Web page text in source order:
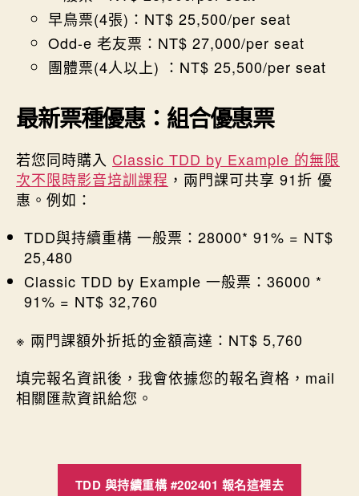
早鳥票(4張)：NT$ 25,500/per seat
Odd-e 老友票：NT$ 27,000/per seat
團體票(4人以上) ：NT$ 25,500/per seat
最新票種優惠：組合優惠票
若您同時購入 Classic TDD by Example 的無限
次不限時影音培訓課程 ，兩門課可共享 91折 優
惠。例如：
TDD與持續重構 一般票：28000* 91% = NT$
25,480
Classic TDD by Example 一般票：36000 *
91% = NT$ 32,760
※ 兩門課額外折抵的金額高達：NT$ 5,760
填完報名資訊後，我會依據您的報名資格，mail
相關匯款資訊給您。
TDD 與持續重構 #202401 報名這裡去